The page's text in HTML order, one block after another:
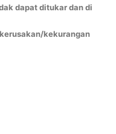
dapat ditukar dan di
kekurangan